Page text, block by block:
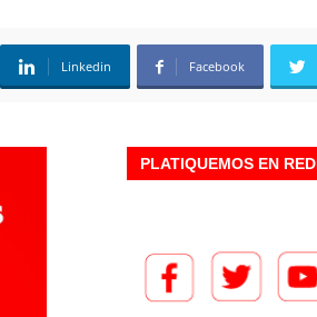
Linkedin Facebook
PLATIQUEMOS EN